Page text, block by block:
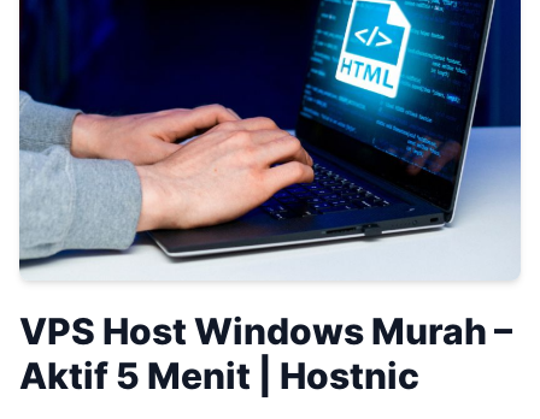
VPS Host Windows Murah –
Aktif 5 Menit | Hostnic